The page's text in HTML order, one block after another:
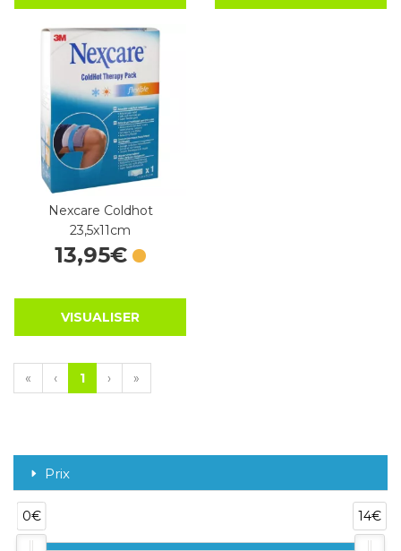
Nexcare Coldhot
23,5x11cm
13,95€
VISUALISER
« ‹ 1 › »
Prix
0€ 14€